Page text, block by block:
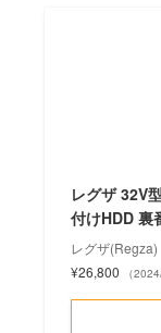
レグザ 32V
付けHDD 裏
レグザ(Regza)
¥26,800
（